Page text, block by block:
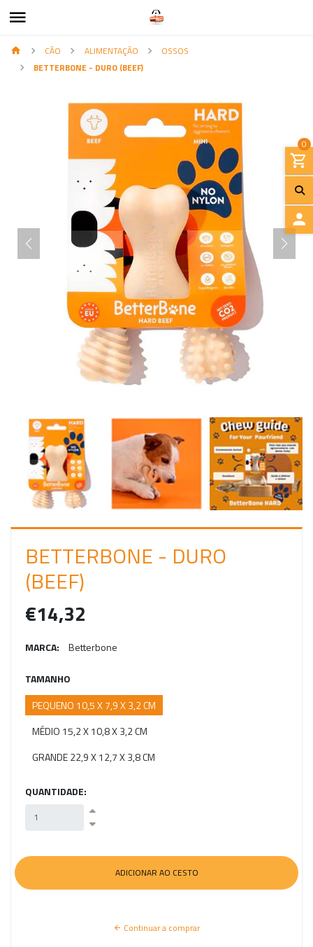
0
I
E
S
S
Ã
O
CÃO ALIMENTAÇÃO
OSSOS
BETTERBONE - DURO (BEEF)
BETTERBONE - DURO
(BEEF)
€14,32
MARCA: Betterbone
TAMANHO
PEQUENO 10,5 X 7,9 X 3,2 CM
MÉDIO 15,2 X 10,8 X 3,2 CM
GRANDE 22,9 X 12,7 X 3,8 CM
QUANTIDADE:
Continuar a comprar